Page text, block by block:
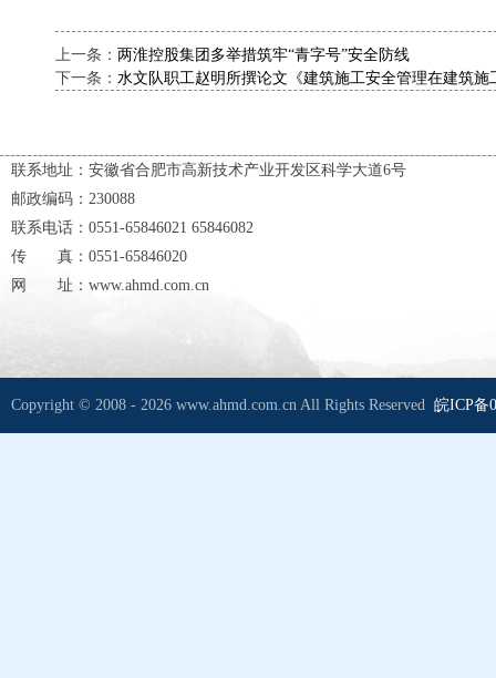
上一条： 两淮控股集团多举措筑牢“青字号”安全防线
下一条： 水文队职工赵明所撰论文《建筑施工安全管理在建筑
联系地址：安徽省合肥市高新技术产业开发区科学大道6号
邮政编码：230088
联系电话：0551-65846021 65846082
传 真：0551-65846020
网 址：www.ahmd.com.cn
Copyright © 2008 - 2026 www.ahmd.com.cn All Rights Reserved 皖ICP备